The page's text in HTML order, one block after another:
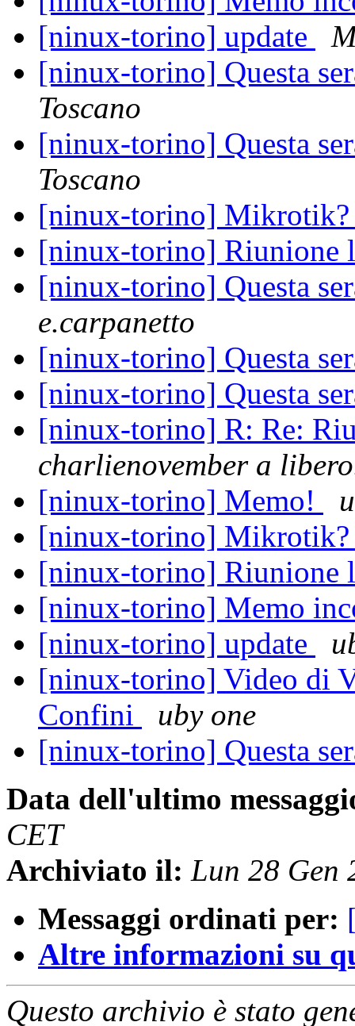
[ninux-torino] update
[ninux-torino] Questa
Toscano
[ninux-torino] Questa
Toscano
[ninux-torino]
[ninux-torino] Riunione
[ninux-torino] Questa
e.carpanetto
[ninux-torino] Questa
[ninux-torino] Questa
[ninux-torino] R: Re:
charlienovember a
[ninux-torino] Memo!
[ninux-torino]
[ninux-torino] Riunione
[ninux-torino] Memo
[ninux-torino] update
[ninux-torino] Video di
Confini
uby one
[ninux-torino] Questa
Data dell'ultimo
CET
Archiviato il: Lun 28 Gen
Messaggi ordinati per:
Altre informazioni su
Questo archivio è stato